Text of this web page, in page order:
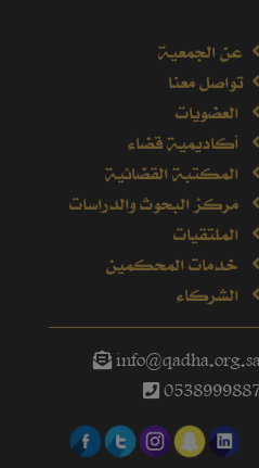
عن الجمعية
تواصل معنا
العضويات
أكاديمية قضاء
المكتبة القضائية
مركز البحوث والدراسات
الملتقيات
خدمات المحكمين
الشركاء